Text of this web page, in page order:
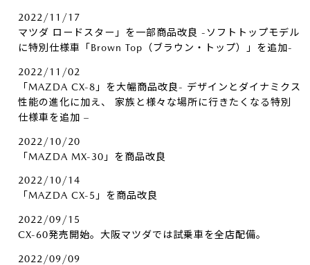
2022/11/17
マツダ ロードスター」を一部商品改良 -ソフトトップモデル
に特別仕様車「Brown Top（ブラウン・トップ）」を追加-
2022/11/02
「MAZDA CX-8」を大幅商品改良- デザインとダイナミクス
性能の進化に加え、 家族と様々な場所に行きたくなる特別
仕様車を追加 –
2022/10/20
「MAZDA MX-30」を商品改良
2022/10/14
「MAZDA CX-5」を商品改良
2022/09/15
CX-60発売開始。大阪マツダでは試乗車を全店配備。
2022/09/09